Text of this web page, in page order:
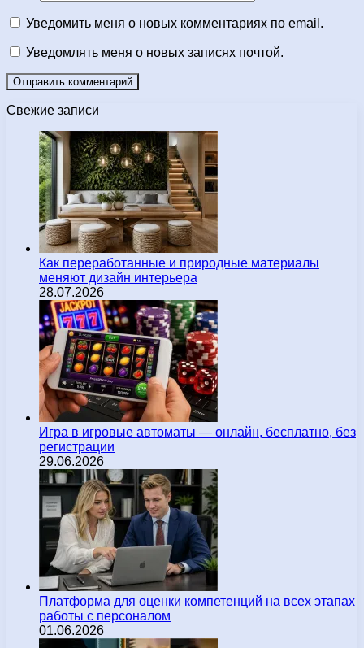
Уведомить меня о новых комментариях по email.
Уведомлять меня о новых записях почтой.
Свежие записи
Как переработанные и природные материалы
меняют дизайн интерьера
28.07.2026
Игра в игровые автоматы — онлайн, бесплатно, без
регистрации
29.06.2026
Платформа для оценки компетенций на всех этапах
работы с персоналом
01.06.2026